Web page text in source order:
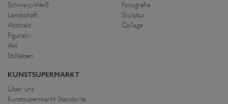
Schwarz-Weiß
Landschaft
Abstrakt
Figurativ
Akt
Stillleben
Fotografie
Skulptur
Collage
KUNSTSUPERMARKT
Über uns
Kunstsupermarkt Standorte